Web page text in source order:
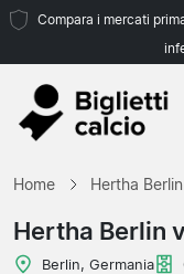
Compara i mercati
Home Hertha Berlin
Hertha Berlin
Berlin, Germania